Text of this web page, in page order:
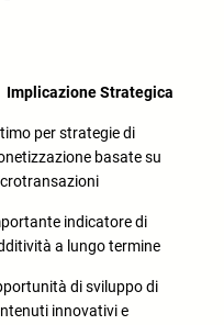
Implicazione Strategica
per strategie di
basate su
indicatore di
a lungo termine
di sviluppo di
innovativi e